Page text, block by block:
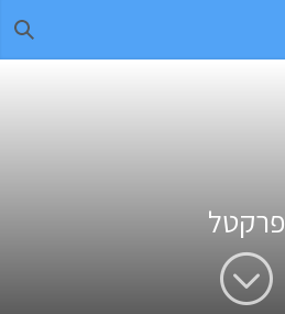
פרקטל